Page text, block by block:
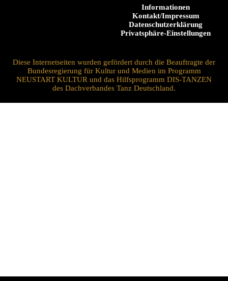
Informationen
Kontakt/Impressum
Datenschutzerklärung
Privatsphäre-Einstellungen
Diese Internetseiten wurden gefördert durch die Beauftragte der
Bundesregierung für Kultur und Medien im Programm
NEUSTART KULTUR und das Hilfsprogramm DIS-TANZEN
des Dachverbandes Tanz Deutschland.